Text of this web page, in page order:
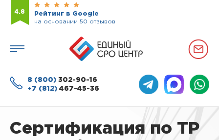
4.8
Рейтинг в Google
на основании 50 отзывов
8 (800) 302-90-16
+7 (812) 467-45-36
Сертификация по ТР